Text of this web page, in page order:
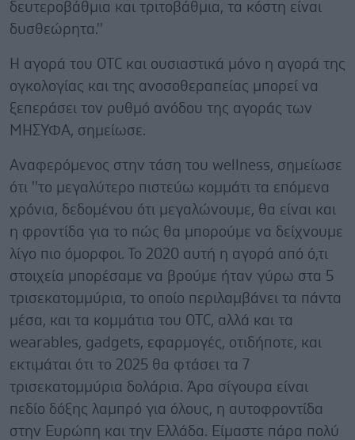
δευτεροβάθμια και τριτοβάθμια, τα κόστη είναι
δυσθεώρητα.''
Η αγορά του OTC και ουσιαστικά μόνο η αγορά της
ογκολογίας και της ανοσοθεραπείας μπορεί να
ξεπεράσει τον ρυθμό ανόδου της αγοράς των
ΜΗΣΥΦΑ, σημείωσε.
Αναφερόμενος στην τάση του wellness, σημείωσε
ότι ''το μεγαλύτερο πιστεύω κομμάτι τα επόμενα
χρόνια, δεδομένου ότι μεγαλώνουμε, θα είναι και
η φροντίδα για το πώς θα μπορούμε να δείχνουμε
λίγο πιο όμορφοι. Το 2020 αυτή η αγορά από ό,τι
στοιχεία μπορέσαμε να βρούμε ήταν γύρω στα 5
τρισεκατομμύρια, το οποίο περιλαμβάνει τα πάντα
μέσα, και τα κομμάτια του OTC, αλλά και τα
wearables, gadgets, εφαρμογές, οτιδήποτε, και
εκτιμάται ότι το 2025 θα φτάσει τα 7
τρισεκατομμύρια δολάρια. Άρα σίγουρα είναι
πεδίο δόξης λαμπρό για όλους, η αυτοφροντίδα
στην Ευρώπη και την Ελλάδα. Είμαστε πάρα πολύ